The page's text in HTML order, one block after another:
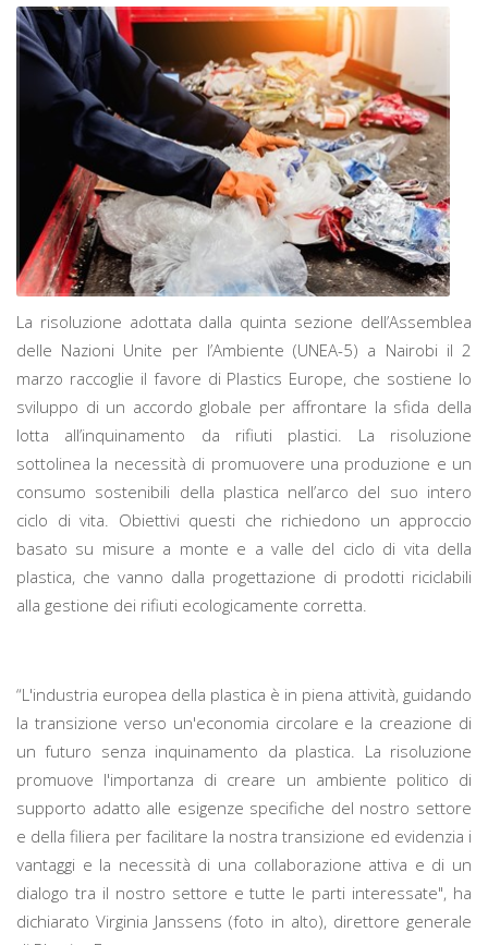
La risoluzione adottata dalla quinta sezione dell’Assemblea
delle Nazioni Unite per l’Ambiente (UNEA-5) a Nairobi il 2
marzo raccoglie il favore di Plastics Europe, che sostiene lo
sviluppo di un accordo globale per affrontare la sfida della
lotta all’inquinamento da rifiuti plastici. La risoluzione
sottolinea la necessità di promuovere una produzione e un
consumo sostenibili della plastica nell’arco del suo intero
ciclo di vita. Obiettivi questi che richiedono un approccio
basato su misure a monte e a valle del ciclo di vita della
plastica, che vanno dalla progettazione di prodotti riciclabili
alla gestione dei rifiuti ecologicamente corretta.
“L'industria europea della plastica è in piena attività, guidando
la transizione verso un'economia circolare e la creazione di
un futuro senza inquinamento da plastica. La risoluzione
promuove l'importanza di creare un ambiente politico di
supporto adatto alle esigenze specifiche del nostro settore
e della filiera per facilitare la nostra transizione ed evidenzia i
vantaggi e la necessità di una collaborazione attiva e di un
dialogo tra il nostro settore e tutte le parti interessate", ha
dichiarato Virginia Janssens (foto in alto), direttore generale